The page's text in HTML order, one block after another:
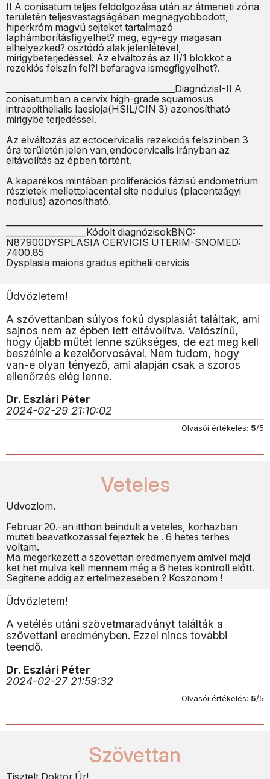
II A conisatum teljes feldolgozása után az átmeneti zóna
területén teljesvastagságában megnagyobbodott,
hiperkróm magvú sejteket tartalmazó
laphámborításfigyelhet? meg, egy-egy magasan
elhelyezked? osztódó alak jelenlétével,
mirigybeterjedéssel. Az elváltozás az II/1 blokkot a
rezekiós felszín fel?l befaragva ismegfigyelhet?.
________________________________________DiagnózisI-II A
conisatumban a cervix high-grade squamosus
intraepithelialis laesioja(HSIL/CIN 3) azonosítható
mirigybe terjedéssel.
Az elváltozás az ectocervicalis rezekciós felszínben 3
óra területén jelen van,endocervicalis irányban az
eltávolítás az épben történt.
A kaparékos mintában proliferációs fázisú endometrium
részletek mellettplacental site nodulus (placentaágyi
nodulus) azonosítható.
___________________Kódolt diagnózisokBNO:
N87900DYSPLASIA CERVICIS UTERIM-SNOMED:
7400.85
Dysplasia maioris gradus epithelii cervicis
Üdvözletem!
A szövettanban súlyos fokú dysplasiát találtak, ami
sajnos nem az épben lett eltávolítva. Valószínű,
hogy újabb műtét lenne szükséges, de ezt meg kell
beszélnie a kezelőorvosával. Nem tudom, hogy
van-e olyan tényező, ami alapján csak a szoros
ellenőrzés elég lenne.
Dr. Eszlári Péter
2024-02-29 21:10:02
Olvasói értékelés: 5/5
Veteles
Udvozlom.
Februar 20.-an itthon beindult a veteles, korhazban
muteti beavatkozassal fejeztek be . 6 hetes terhes
voltam.
Ma megerkezett a szovettan eredmenyem amivel majd
ket het mulva kell mennem még a 6 hetes kontroll előtt.
Segitene addig az ertelmezeseben ? Koszonom !
Üdvözletem!
A vetélés utáni szövetmaradványt találták a
szövettani eredményben. Ezzel nincs további
teendő.
Dr. Eszlári Péter
2024-02-27 21:59:32
Olvasói értékelés: 5/5
Szövettan
Tisztelt Doktor Úr!